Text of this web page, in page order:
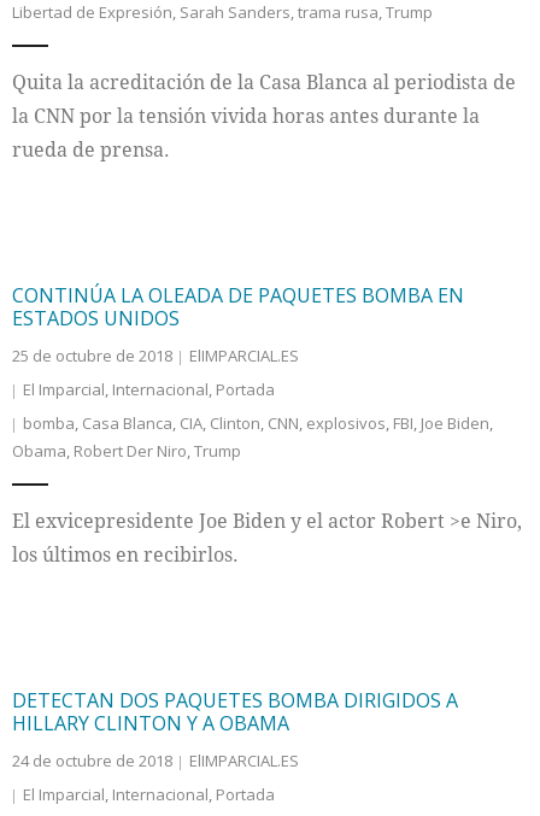
Libertad de Expresión, Sarah Sanders,trama rusa,Trump
Quita la acreditación de la Casa Blanca al periodista de
la CNN por la tensión vivida horas antes durante la
rueda de prensa.
CONTINÚA LA OLEADA DE PAQUETES BOMBA EN
ESTADOS UNIDOS
25 de octubre de 2018
ElIMPARCIAL.ES
El Imparcial, Internacional, Portada
bomba, Casa Blanca, CIA, Clinton, CNN, explosivos, FBI, Joe Biden,
Obama, Robert Der Niro,Trump
El exvicepresidente Joe Biden y el actor Robert >e Niro,
los últimos en recibirlos.
DETECTAN DOS PAQUETES BOMBA DIRIGIDOS A
HILLARY CLINTON Y A OBAMA
24 de octubre de 2018
ElIMPARCIAL.ES
El Imparcial, Internacional, Portada